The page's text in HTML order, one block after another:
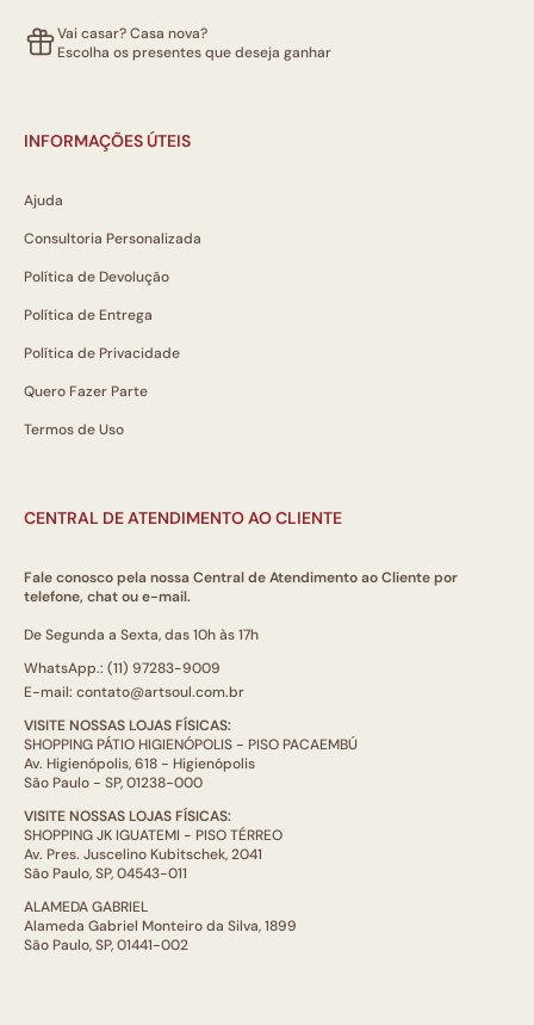
Vai casar? Casa nova?
Escolha os presentes que deseja ganhar
INFORMAÇÕES ÚTEIS
Ajuda
Consultoria Personalizada
Política de Devolução
Política de Entrega
Política de Privacidade
Quero Fazer Parte
Termos de Uso
CENTRAL DE ATENDIMENTO AO CLIENTE
Fale conosco pela nossa Central de Atendimento ao Cliente por
telefone, chat ou e-mail.
De Segunda a Sexta, das 10h às 17h
WhatsApp.: (11) 97283-9009
E-mail: contato@artsoul.com.br
VISITE NOSSAS LOJAS FÍSICAS:
SHOPPING PÁTIO HIGIENÓPOLIS - PISO PACAEMBÚ
Av. Higienópolis, 618 - Higienópolis
São Paulo - SP, 01238-000
VISITE NOSSAS LOJAS FÍSICAS:
SHOPPING JK IGUATEMI - PISO TÉRREO
Av. Pres. Juscelino Kubitschek, 2041
São Paulo, SP, 04543-011
ALAMEDA GABRIEL
Alameda Gabriel Monteiro da Silva, 1899
São Paulo, SP, 01441-002